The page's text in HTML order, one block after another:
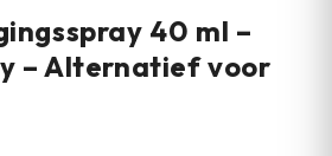
40 ml –
– Alternatief voor